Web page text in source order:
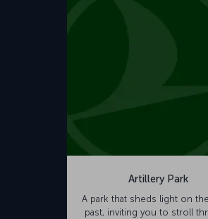
Artillery Park
A park that sheds light on
past, inviting you to stroll